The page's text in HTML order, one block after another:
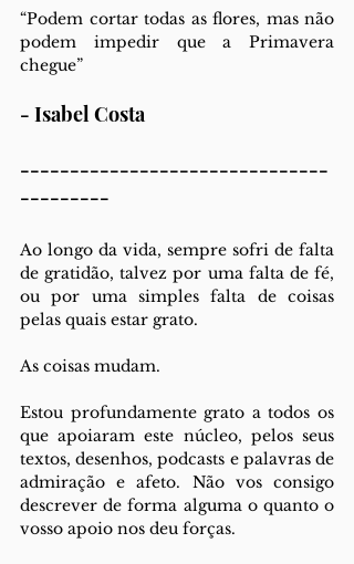
“Podem cortar todas as flores, mas não
podem impedir que a Primavera
chegue”
- Isabel Costa
-------------------------------
---------
Ao longo da vida, sempre sofri de falta
de gratidão, talvez por uma falta de fé,
ou por uma simples falta de coisas
pelas quais estar grato.
As coisas mudam.
Estou profundamente grato a todos os
que apoiaram este núcleo, pelos seus
textos, desenhos, podcasts e palavras de
admiração e afeto. Não vos consigo
descrever de forma alguma o quanto o
vosso apoio nos deu forças.